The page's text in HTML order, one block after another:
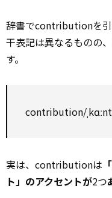
辞書でcontributionを引
干表記は異なるものの、
す。
contribution/
実は、contributionは
ト」のアクセントが2つ